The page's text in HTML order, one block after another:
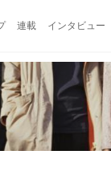
連載 インタビュー